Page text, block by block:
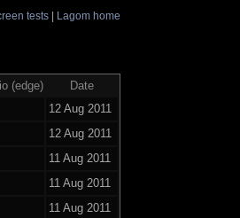
tests| Lagom home
(edge)
Date
12 Aug 2011
12 Aug 2011
11 Aug 2011
11 Aug 2011
11 Aug 2011